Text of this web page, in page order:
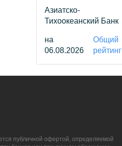
Азиатско-
Тихоокеанский Банк
на
06.08.2026
Общий
рейтинг
публичной офертой, определяемой